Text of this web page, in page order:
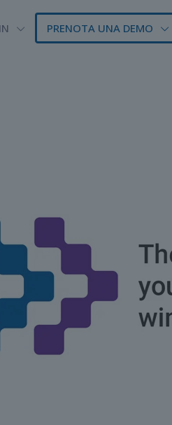
PRENOTA UNA DEMO